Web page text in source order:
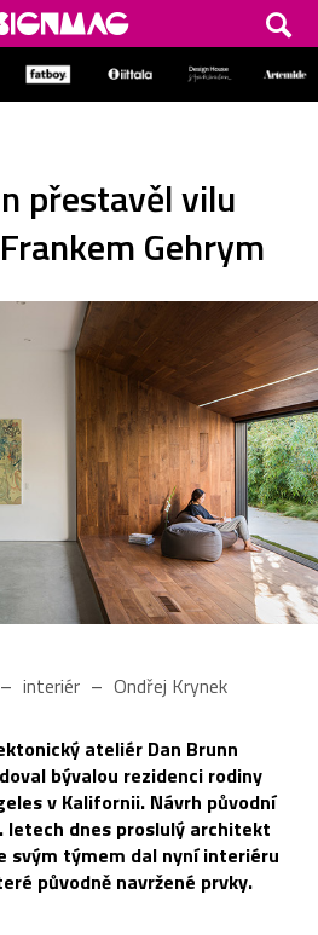
přestavěl vilu
Gehrym
interiér Ondřej Krynek
ateliér Dan Brunn
bývalou rezidenci rodiny
v Kalifornii. Návrh původní
letech dnes proslulý architekt
svým týmem dal nyní interiéru
původně navržené prvky.